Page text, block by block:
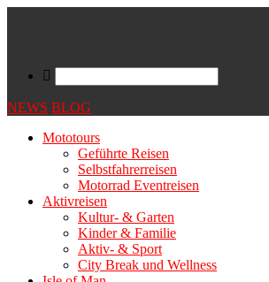
NEWS BLOG
Mototours
Geführte Reisen
Selbstfahrerreisen
Motorrad Eventreisen
Aktivreisen
Kultur- & Garten
Kinder & Familie
Aktiv- & Sport
City Break und Wellness